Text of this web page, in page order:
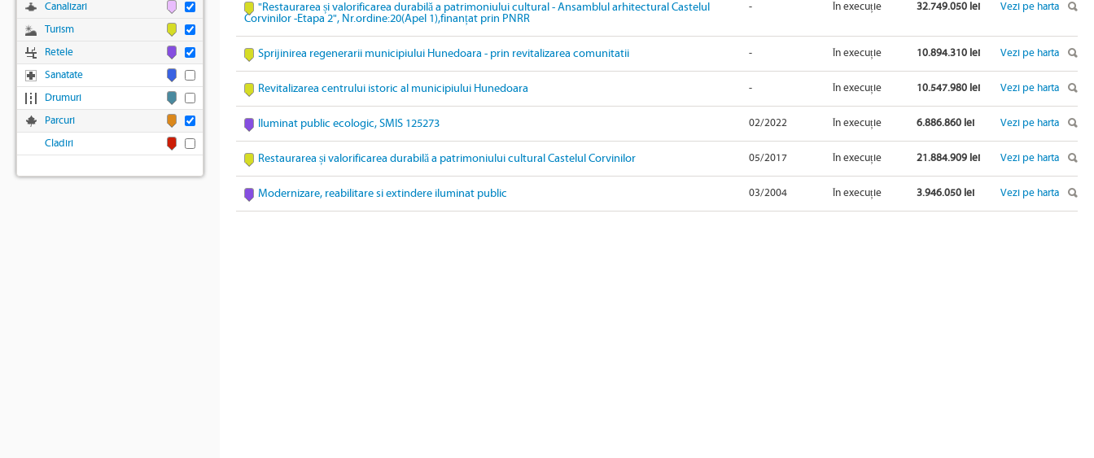
"Restaurarea și valorificarea durabilă a patrimoniului cultural - Ansamblul arhitectural Castelul
Corvinilor -Etapa 2", Nr.ordine:20(Apel 1),finanțat prin PNRR
- În execuție 32.749.050 lei Vezi pe harta
Sprijinirea regenerarii municipiului Hunedoara - prin revitalizarea comunitatii - În execuție 10.894.310 lei Vezi pe harta
Revitalizarea centrului istoric al municipiului Hunedoara - În execuție 10.547.980 lei Vezi pe harta
Iluminat public ecologic, SMIS 125273 02/2022 În execuție 6.886.860 lei Vezi pe harta
Restaurarea și valorificarea durabilă a patrimoniului cultural Castelul Corvinilor 05/2017 În execuție 21.884.909 lei Vezi pe harta
Modernizare, reabilitare si extindere iluminat public 03/2004 În execuție 3.946.050 lei Vezi pe harta
Canalizari
Turism
Retele
Sanatate
Drumuri
Parcuri
Cladiri